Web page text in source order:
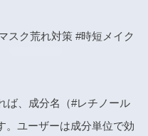
スク荒れ対策 #時短メイク
ば、成分名（#レチノール
。ユーザーは成分単位で効